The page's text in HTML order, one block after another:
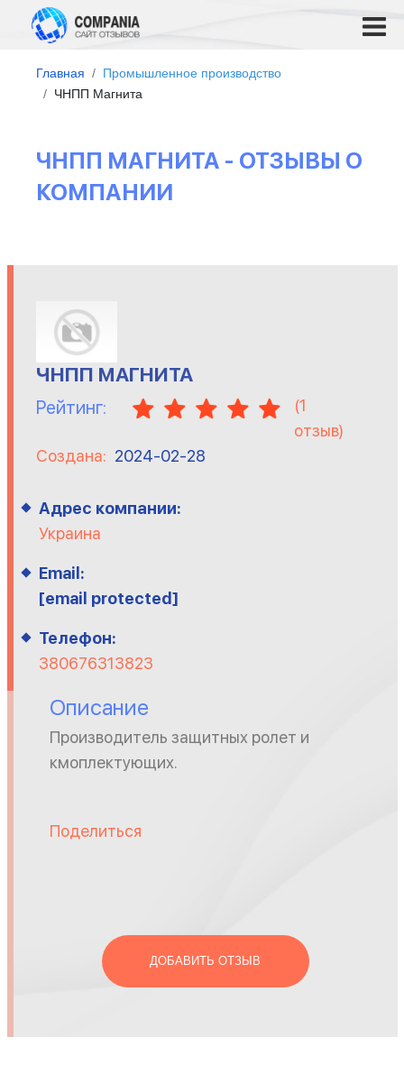
Главная
Промышленное производство
ЧНПП Магнита
ЧНПП МАГНИТА - ОТЗЫВЫ О
КОМПАНИИ
ЧНПП МАГНИТА
Рейтинг: (1
отзыв)
Создана: 2024-02-28
Адрес компании:
Украина
Email:
[email protected]
Телефон:
380676313823
Описание
Производитель защитных ролет и
кмоплектующих.
Поделиться
ДОБАВИТЬ ОТЗЫВ